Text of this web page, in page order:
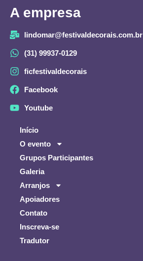
A empresa
lindomar@festivaldecorais.com.br
(31) 99937-0129
ficfestivaldecorais
Facebook
Youtube
Início
O evento
Grupos Participantes
Galeria
Arranjos
Apoiadores
Contato
Inscreva-se
Tradutor